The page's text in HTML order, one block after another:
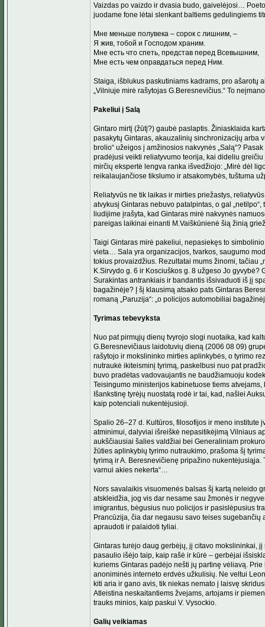
Vaizdas po vaizdo ir dvasia budo, gaivelėjosi…
juodame fone lėtai slenkant baltiems gedulingiems
Мне меньше полувека – сорок с лишним, –
Я жив, тобой и Господом храним.
Мне есть что спеть, представ перед Всевышним,
Мне есть чем оправдаться перед Ним.
Staiga, išblukus paskutiniams kadrams, pro ašarotų
„Vilniuje mirė rašytojas G.Beresnevičius.“ To
Pakeliui į Salą
Gintaro mirtį (žūtį?) gaubė paslaptis. Žiniasklaida
pasakytų Gintaras, akauzalinių sinchronizacijų arba
brolio“ užeigos į amžinosios nakvynės „Salą“?
pradėjusi veikti reliatyvumo teorija, kai dideliu
mirčių ekspertė lengva ranka išvedžiojo: „Mirė dėl
reikalaujančiose tikslumo ir atsakomybės, tuštuma
Reliatyvūs ne tik laikas ir mirties priežastys,
atvykusį Gintaras nebuvo patalpintas, o gal
liudijime įrašyta, kad Gintaras mirė nakvynės
pareigas laikinai einanti M.Vaiškūnienė šią žinią
Taigi Gintaras mirė pakeliui, nepasiekęs to
vieta… Sala yra organizacijos, tvarkos, saugumo
tokius provaizdžius. Rezultatai mums žinomi, tačiau
K.Sirvydo g. 6 ir Kosciuškos g. 8 užgeso Jo
Surakintas antrankiais ir bandantis išsivaduoti iš jį
bagažinėje? Į šį klausimą atsako pats Gintaras
romaną „Pa­ruzija“: „o policijos automobiliai
Tyrimas tebevyksta
Nuo pat pirmųjų dienų tvyrojo slogi nuotaika, kad
G.Beresnevičiaus laidotuvių dieną (2006 08 09)
rašytojo ir mokslininko mirties aplinkybės, o tyrimo
nutraukė ikiteisminį tyrimą, paskelbusi nuo pat
buvo pradėtas vadovaujantis ne baudžiamuoju
Teisingumo ministerijos kabinetuose tiems
Išankstinę tyrėjų nuostatą rodė ir tai, kad, našlei
kaip potenciali nukentėjusioji.
Spalio 26–27 d. Kultūros, filosofijos ir meno institute
atminimui, dalyviai išreiškė nepasitikėjimą Vilniaus
aukščiausiai šalies valdžiai bei Generaliniam
žūties aplinkybių tyrimo nutraukimo, prašoma šį
tyrimą ir A. Beresnevičienę pripažino
varnui akies nekerta“…
Nors savalaikis visuomenės balsas šį kartą neleido
atskleidžia, jog vis dar nesame sau žmonės ir
imigrantus, bėgusius nuo policijos ir pasislėpusius
Prancūzija, čia dar negausu savo teises
apraudoti ir palaidoti tyliai.
Gintaras turėjo daug gerbėjų, jį citavo mokslininkai,
pasaulio išėjo taip, kaip rašė ir kūrė – gerbėjai
kuriems Gintaras padėjo nešti jų partinę vėliavą.
anoniminės interneto erdvės užkulisių. Ne veltui
kiti aria ir gano avis, tik niekas nemato į laisvę
Atleistina neskaitantiems žvejams, artojams ir
trauks minios, kaip pas­kui V. Vysockio.
Galių veikiamas